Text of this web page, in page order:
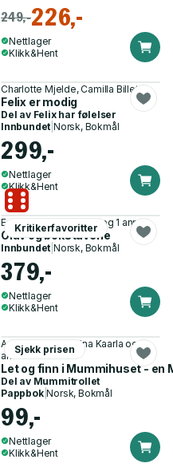
249,-226,-
Nettlager
Klikk&Hent
Charlotte Mjelde, Camilla Billett
Felix er modig
Del av Felix har følelser
Innbundet |Norsk, Bokmål
299,-
Nettlager
Klikk&Hent
Kritikerfavoritter
Erlend Loe, Tore Rem og 1 annen
Olav og bokstavene
Innbundet |Norsk, Bokmål
379,-
Nettlager
Klikk&Hent
Sjekk prisen
Anders Vacklin, Riina Kaarla og 1
annen
Let og finn i Mummihuset - en
Del av Mummitrollet
Pappbok|Norsk, Bokmål
99,-
Nettlager
Klikk&Hent